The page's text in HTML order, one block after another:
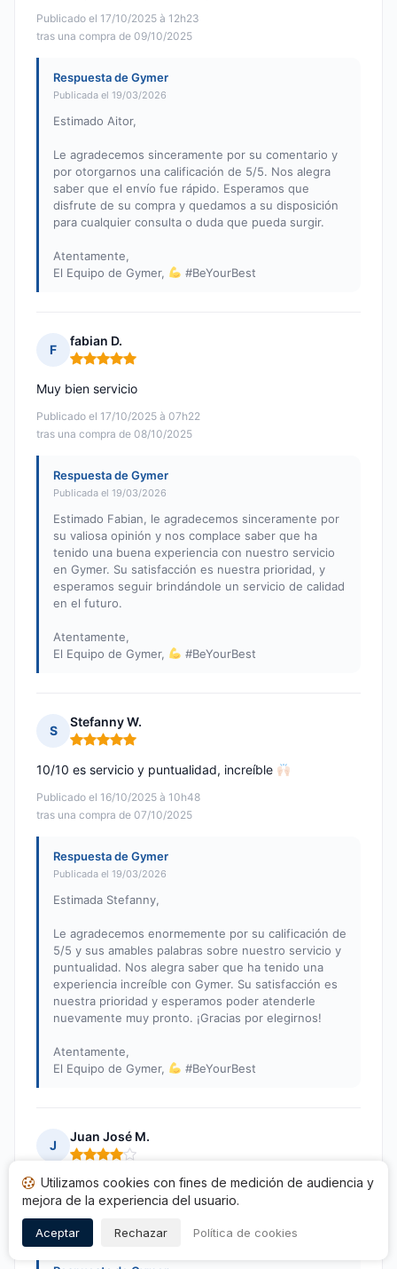
Publicado el 17/10/2025 à 12h23
tras una compra de 09/10/2025
Respuesta de Gymer
Publicada el 19/03/2026
Estimado Aitor,
Le agradecemos sinceramente por su comentario y
por otorgarnos una calificación de 5/5. Nos alegra
saber que el envío fue rápido. Esperamos que
disfrute de su compra y quedamos a su disposición
para cualquier consulta o duda que pueda surgir.
Atentamente,
El Equipo de Gymer,
#BeYourBest
F
fabian D.
Nota: 5 de 5
Publicado el 17/10/2025 à 07h22
tras una compra de 08/10/2025
Muy bien servicio
Respuesta de Gymer
Publicada el 19/03/2026
Estimado Fabian, le agradecemos sinceramente por
su valiosa opinión y nos complace saber que ha
tenido una buena experiencia con nuestro servicio
en Gymer. Su satisfacción es nuestra prioridad, y
esperamos seguir brindándole un servicio de calidad
en el futuro.
Atentamente,
El Equipo de Gymer,
#BeYourBest
S
Stefanny W.
Nota: 5 de 5
Publicado el 16/10/2025 à 10h48
tras una compra de 07/10/2025
10/10 es servicio y puntualidad, increíble
Respuesta de Gymer
Publicada el 19/03/2026
Estimada Stefanny,
Le agradecemos enormemente por su calificación de
5/5 y sus amables palabras sobre nuestro servicio y
puntualidad. Nos alegra saber que ha tenido una
experiencia increíble con Gymer. Su satisfacción es
nuestra prioridad y esperamos poder atenderle
nuevamente muy pronto. ¡Gracias por elegirnos!
Atentamente,
El Equipo de Gymer,
#BeYourBest
J
Juan José M.
Nota: 4 de 5
Publicado el 16/10/2025 à 10h42
tras una compra de 08/10/2025
TODO CORRECTO
Utilizamos cookies con fines de medición de audiencia y
mejora de la experiencia del usuario.
Aceptar Rechazar Política de cookies